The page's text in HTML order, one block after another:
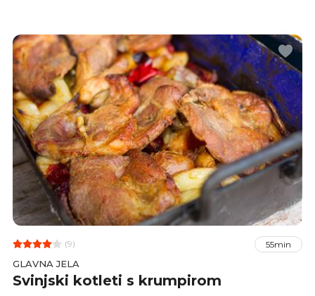
(9) 55min
GLAVNA JELA
Svinjski kotleti s krumpirom